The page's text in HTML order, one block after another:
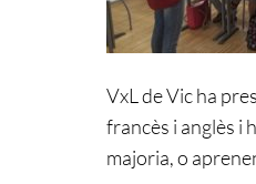
VxL de Vic ha
francès i anglès i
majoria, o